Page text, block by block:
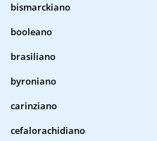
bismarckiano
booleano
brasiliano
byroniano
carinziano
cefalorachidiano